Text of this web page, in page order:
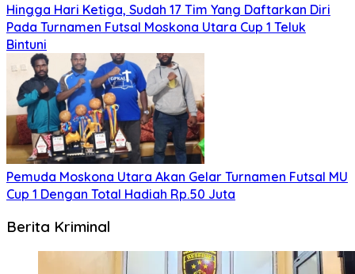
Hingga Hari Ketiga, Sudah 17 Tim Yang Daftarkan Diri
Pada Turnamen Futsal Moskona Utara Cup 1 Teluk
Bintuni
Pemuda Moskona Utara Akan Gelar Turnamen Futsal MU
Cup 1 Dengan Total Hadiah Rp.50 Juta
Berita Kriminal